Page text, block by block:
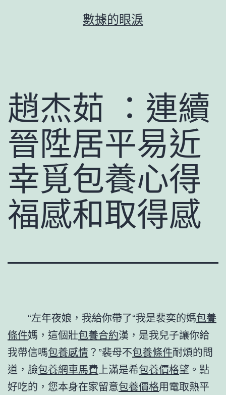
數據的眼淚
趙杰茹 ：連續
晉陞居平易近
幸覓包養心得
福感和取得感
“左年夜娘，我給你帶了“我是裴奕的媽包養
條件媽，這個壯包養合約漢，是我兒子讓你給
我帶信嗎包養感情 ？”裴母不包養條件耐煩的問
道，臉包養網車馬費 上滿是希包養價格望。點
好吃的，您本身在家留意包養價格用電取熱平